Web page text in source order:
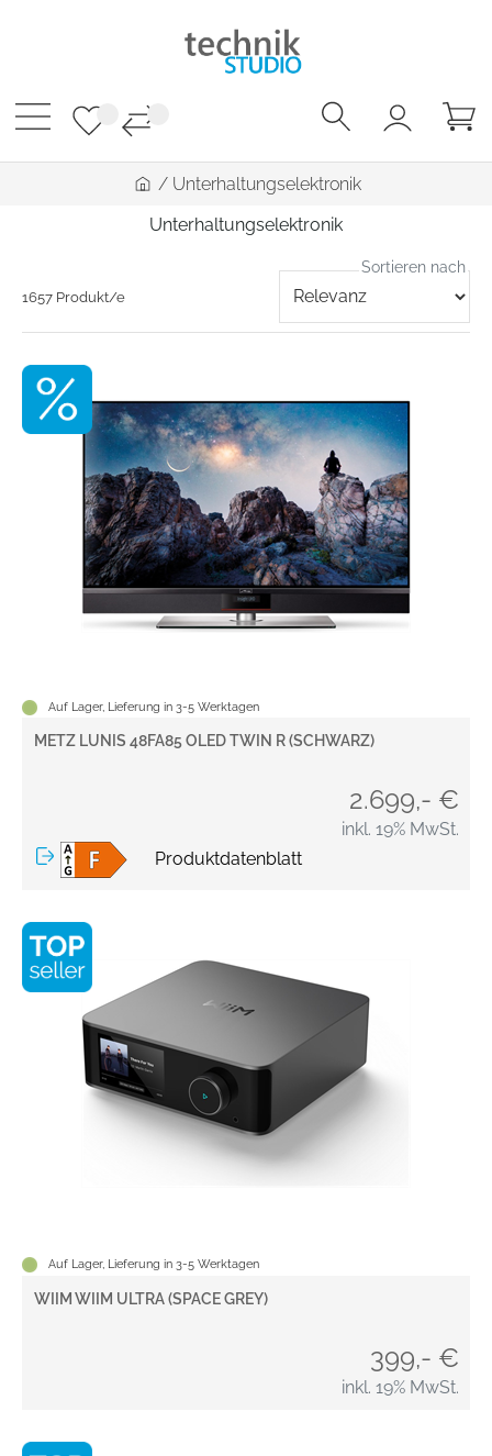
/ Unterhaltungselektronik
Unterhaltungselektronik
1657 Produkt/e
Sortieren nach
Auf Lager, Lieferung in 3-5 Werktagen
METZ LUNIS 48FA85 OLED TWIN R (SCHWARZ)
2.699,- €
inkl. 19% MwSt.
Produktdatenblatt
Auf Lager, Lieferung in 3-5 Werktagen
WIIM WIIM ULTRA (SPACE GREY)
399,- €
inkl. 19% MwSt.